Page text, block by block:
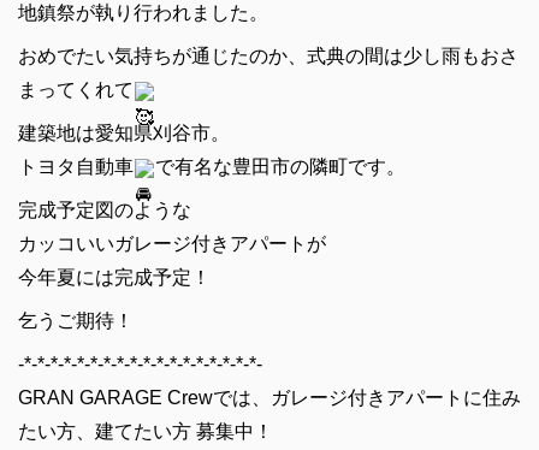
地鎮祭が執り行われました。
おめでたい気持ちが通じたのか、式典の間は少し雨もおさ
まってくれて
建築地は愛知県刈谷市。
トヨタ自動車
で有名な豊田市の隣町です。
完成予定図のような
カッコいいガレージ付きアパートが
今年夏には完成予定！
乞うご期待！
-*-*-*-*-*-*-*-*-*-*-*-*-*-*-*-*-*-*-
GRAN GARAGE Crewでは、ガレージ付きアパートに住み
たい方、建てたい方 募集中！